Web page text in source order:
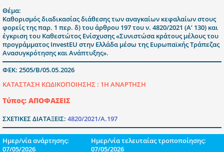
Θέμα:
Καθορισμός διαδικασίας διάθεσης των αναγκαίων κεφαλαίων στους
φορείς της παρ. 1 περ. δ) του άρθρου 197 του ν. 4820/2021 (Α’ 130) και
έγκριση του Καθεστώτος Ενίσχυσης «Συνιστώσα κράτους μέλους του
προγράμματος InvestEU στην Ελλάδα μέσω της Ευρωπαϊκής Τράπεζας
Ανασυγκρότησης και Ανάπτυξης».
ΦΕΚ: 2505/Β/05.05.2026
ΚΑΤΑΣΤΑΣΗ ΚΩΔΙΚΟΠΟΙΗΣΗΣ : 1Η ΑΝΑΡΤΗΣΗ
Τύπος: ΑΠΟΦΑΣΕΙΣ
ΣΧΕΤΙΚΕΣ ΔΙΑΤΑΞΕΙΣ: 4820/2021/Α.197
Ημερ/νία ανάρτησης:
07/05/2026
Ημερ/νία τελευταίας τροποποίησης:
07/05/2026